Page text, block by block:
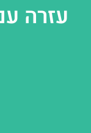
עזרה